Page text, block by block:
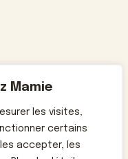
Mamie
les visites,
certains
accepter, les